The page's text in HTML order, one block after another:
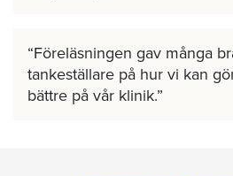
Föreläsningen gav många
tankeställare på hur vi kan
bättre på vår klinik.